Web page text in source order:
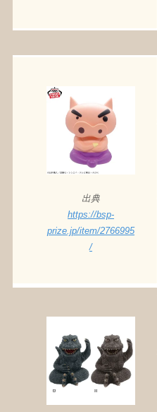
出典
https://bsp-
prize.jp/item/2766995
/